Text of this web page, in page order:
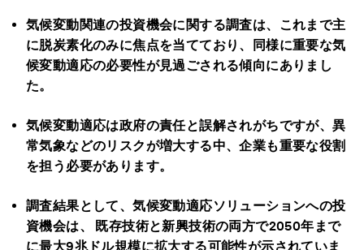
気候変動関連の投資機会に関する調査は、これまで主
に脱炭素化のみに焦点を当てており、同様に重要な気
候変動適応の必要性が見過ごされる傾向にありまし
た。
気候変動適応は政府の責任と誤解されがちですが、異
常気象などのリスクが増大する中、企業も重要な役割
を担う必要があります。
調査結果として、気候変動適応ソリューションへの投
資機会は、
既存技術と新興技術の両方で2050年まで
に最大9兆ドル規模に拡大する可能性が示されていま